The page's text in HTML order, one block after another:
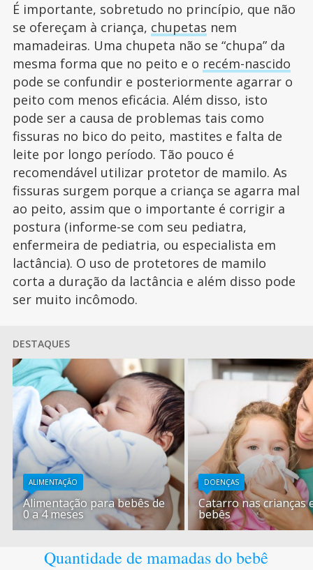
É importante, sobretudo no princípio, que não
se ofereçam à criança, chupetas nem
mamadeiras. Uma chupeta não se “chupa” da
mesma forma que no peito e o recém-nascido
pode se confundir e posteriormente agarrar o
peito com menos eficácia. Além disso, isto
pode ser a causa de problemas tais como
fissuras no bico do peito, mastites e falta de
leite por longo período. Tão pouco é
recomendável utilizar protetor de mamilo. As
fissuras surgem porque a criança se agarra mal
ao peito, assim que o importante é corrigir a
postura (informe-se com seu pediatra,
enfermeira de pediatria, ou especialista em
lactância). O uso de protetores de mamilo
corta a duração da lactância e além disso pode
ser muito incômodo.
DESTAQUES
ALIMENTAÇÃO
Alimentação para bebês de
0 a 4 meses
DOENÇAS
Catarro nas crianças
bebês
Quantidade de mamadas do bebê